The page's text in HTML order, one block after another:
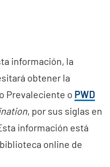
información, la
obtener la
Prevaleciente o PWD
, por sus siglas en
información está
online de